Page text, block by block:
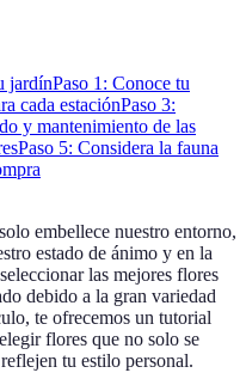
jardínPaso 1: Conoce tu
cada estaciónPaso 3:
y mantenimiento de las
Paso 5: Considera la fauna
embellece nuestro entorno,
estado de ánimo y en la
las mejores flores
debido a la gran variedad
te ofrecemos un tutorial
flores que no solo se
tu estilo personal.